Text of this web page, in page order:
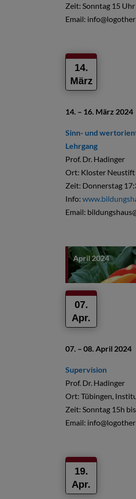
Zeit: Sonntag 15
Email:
14.
März
14. – 16. März 2024
Sinn- und
Lehrgang
Prof. Dr. Hadinger
Ort: Kloster
Zeit: Donnerstag
Info:
Email:
April 2024
07.
Apr.
07. – 08. April 2024
Supervision
Prof. Dr. Hadinger
Ort: Tübingen,
Zeit: Sonntag 15h
Email:
19.
Apr.